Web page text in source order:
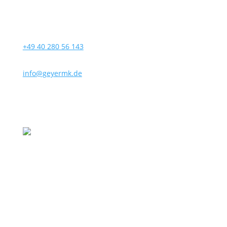
+49 40 280 56 143
info@geyermk.de